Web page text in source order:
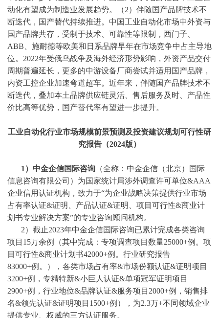
动化有望成为制造业发展趋势。（2）伴随国产品牌技术不
断迭代，国产替代持续推进。中国工业自动化市场中外资与
国产品牌共存，受制于技术、可靠性等限制，西门子、
ABB、施耐德等欧美和日系品牌早年在市场竞争中占主导地
位。2022年受俄乌战争及海外经济形势影响，外资产品交付
周期普遍延长，更多的中游设备厂商尝试并适用国产品牌，
内资工控企业加速弯道超车。近年来，伴随国产品牌技术不
断迭代，叠加本土品牌供应链灵活、售后服务及时、产品性
价比高等优势，国产替代率有望进一步提升。
工业自动化行业市场规模前景预测及投资建议规划可行性研
究报告（2024版）
1）中金企信国际咨询 （全称：中金企信（北京）国际
信息咨询有限公司）为国家统计局涉外调查许可单位&AAA
企业信用认证机构，致力于“为企业战略决策提供行业市场
占有率认证&证明、产品认证&证明、项目可行性&商业计
划书专业解决方案”的专业咨询顾问机构。
2）截止2023年中金企信国际咨询已累计完成各类咨询
项目15万余例（其中完成：专项调查项目数量25000+例。项
目可行性&商业计划书42000+例。行业研究报告
83000+例。），各类市场占有率&市场份额认证&证明项目
3200+例，专精特新&小巨人认证&单项冠军证明项目
2900+例，行业地位&品牌认证&服务项目2000+例，销售排
名&领先认证&证明项目1500+例），为2.3万+不同领域企业
提供专业、权威的三方认证服务。